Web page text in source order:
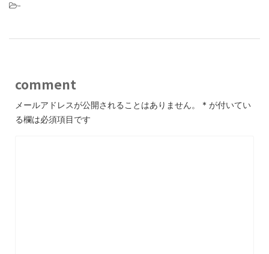
-
comment
メールアドレスが公開されることはありません。 * が付いてい
る欄は必須項目です